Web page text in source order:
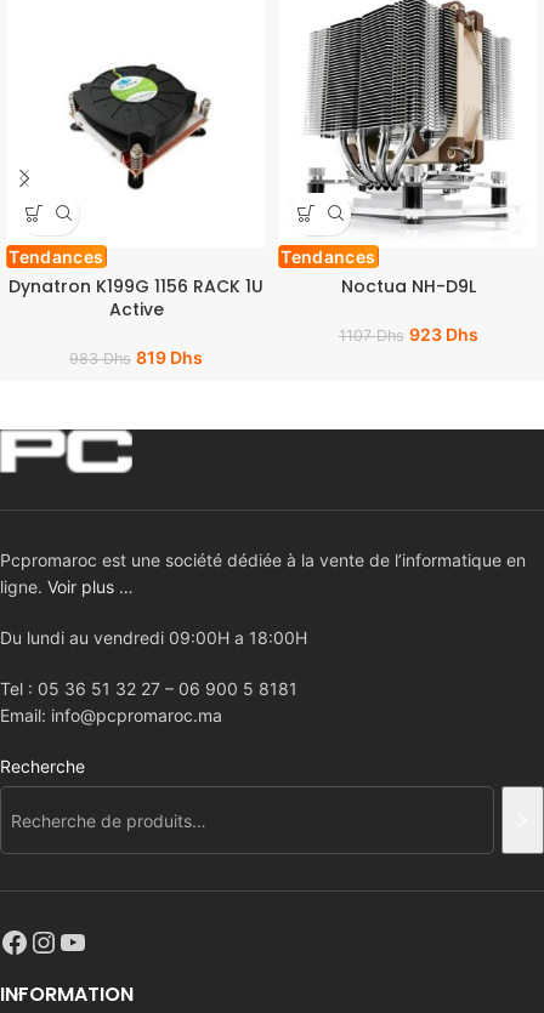
Tendances
Dynatron K199G 1156 RACK 1U
Active
983Dhs 819 Dhs
Tendances
Noctua NH-D9L
1107Dhs 923 Dhs
Pcpromaroc est une société dédiée à la vente de l’informatique en
ligne. Voir plus …
Du lundi au vendredi 09:00H a 18:00H
Tel : 05 36 51 32 27 – 06 900 5 8181
Email: info@pcpromaroc.ma
Recherche
INFORMATION